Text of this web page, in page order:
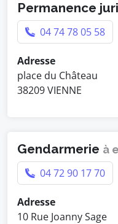
Permanence
04 74 78 05 58
Adresse
place du Château
38209 VIENNE
Gendarmerie à
04 72 90 17 70
Adresse
10 Rue Joanny Sage